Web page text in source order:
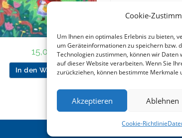
Cookie-
Um Ihnen ein optimales Erlebnis zu bieten,
um Geräteinformationen zu speichern bzw.
Technologien zustimmen, können wir
auf dieser Website verarbeiten. Wenn Sie
zurückziehen, können bestimmte Merkmale
Akzeptieren Ablehnen
Cookie-Richtlinie
15,00 €
In den Warenkorb